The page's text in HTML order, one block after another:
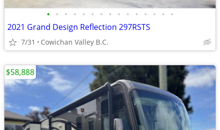
• • • • • • • • • • • • • • •
2021 Grand Design Reflection 297RSTS
7/31 Cowichan Valley B.C.
$58,888